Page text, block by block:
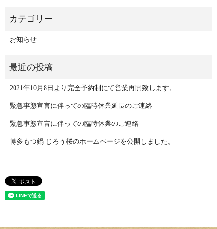
お知らせ
2021年10月8日より完全予約制にて営業再開致します。
緊急事態宣言に伴っての臨時休業延長のご連絡
緊急事態宣言に伴っての臨時休業のご連絡
博多もつ鍋 じろう桜のホームページを公開しました。